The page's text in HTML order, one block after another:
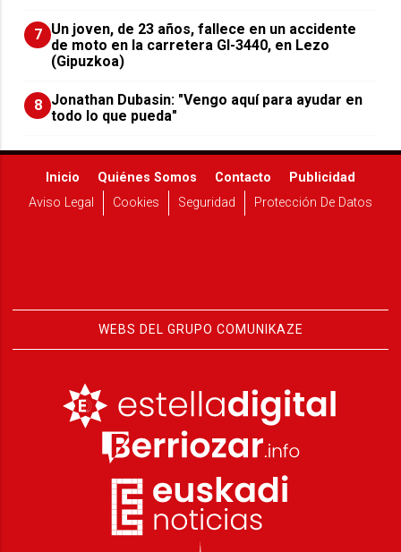
7 Un joven, de 23 años, fallece en un accidente
de moto en la carretera GI-3440, en Lezo
(Gipuzkoa)
8 Jonathan Dubasin: "Vengo aquí para ayudar en
todo lo que pueda"
Inicio Quiénes Somos Contacto
Publicidad
Aviso Legal
Cookies Seguridad Protección De Datos
WEBS DEL GRUPO COMUNIKAZE